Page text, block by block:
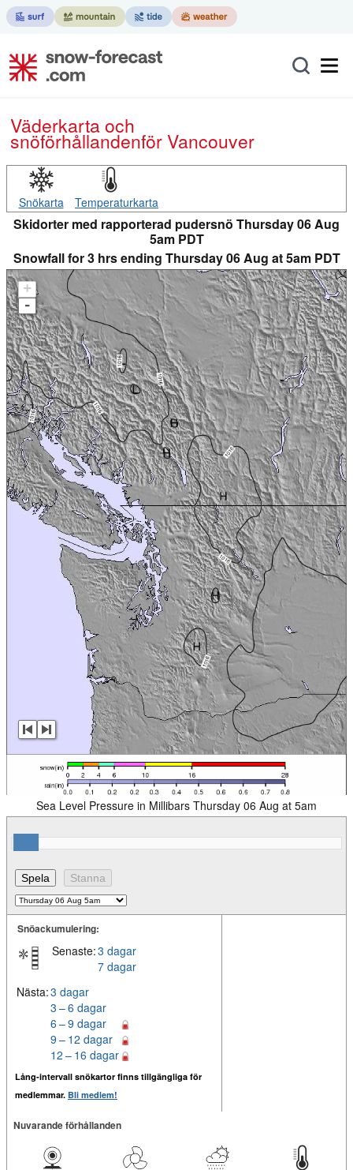
Väderkarta och
snöförhållandenför Vancouver
Snökarta Temperaturkarta
Skidorter med rapporterad pudersnö Thursday 06 Aug
5am PDT
Snowfall for 3 hrs ending Thursday 06 Aug at 5am PDT
+
-
Sea Level Pressure in Millibars Thursday 06 Aug at 5am
Snöackumulering:
Senaste:3 dagar
7 dagar
Nästa:3 dagar
3 – 6 dagar
6 – 9 dagar
9 – 12 dagar
12 – 16 dagar
Lång-intervall snökartor finns tillgängliga för
medlemmar. Bli medlem!
Nuvarande förhållanden